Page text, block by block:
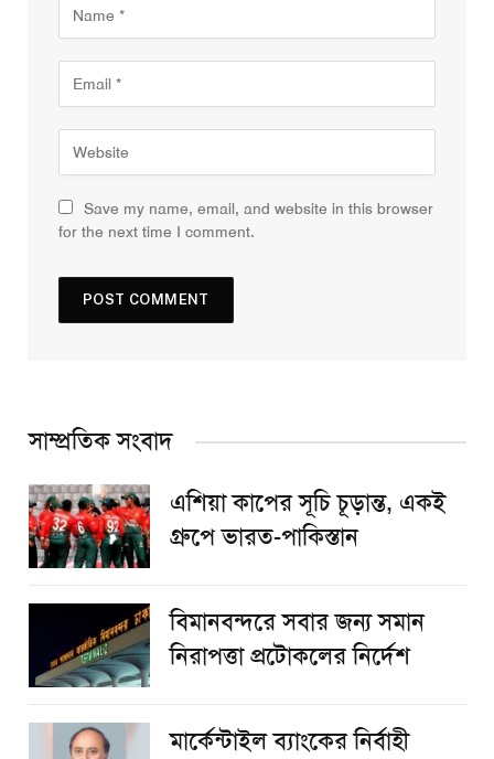
Save my name, email, and website in this browser
for the next time I comment.
সাম্প্রতিক সংবাদ
এশিয়া কাপের সূচি চূড়ান্ত, একই
গ্রুপে ভারত-পাকিস্তান
বিমানবন্দরে সবার জন্য সমান
নিরাপত্তা প্রটোকলের নির্দেশ
মার্কেন্টাইল ব্যাংকের নির্বাহী